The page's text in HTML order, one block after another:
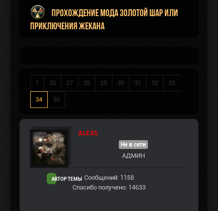
Прохождение мода Золотой Шар или
Приключения Жекана
1 26 27 28 29 30 31 32 33
34 35
ALEXS
АВТОР ТЕМЫ
Не в сети
АДМИН
Сообщений: 1158
Спасибо получено: 14633